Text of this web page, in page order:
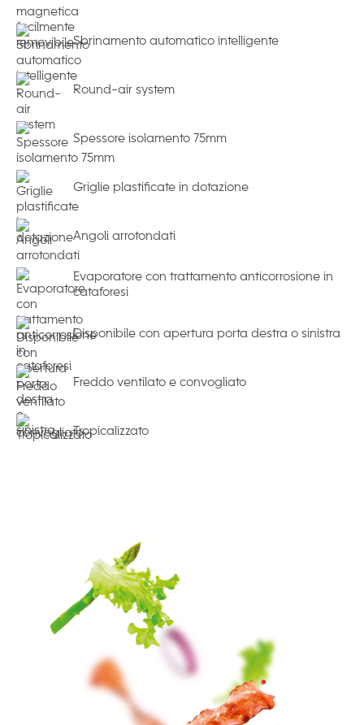
Sbrinamento automatico intelligente
Round-air system
Spessore isolamento 75mm
Griglie plastificate in dotazione
Angoli arrotondati
Evaporatore con trattamento anticorrosione in
cataforesi
Disponibile con apertura porta destra o sinistra
Freddo ventilato e convogliato
Tropicalizzato